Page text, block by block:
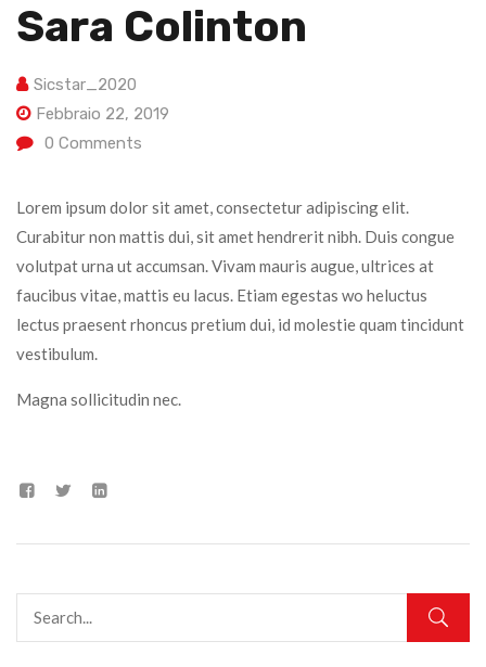
Sara Colinton
Sicstar_2020
Febbraio 22, 2019
0 Comments
Lorem ipsum dolor sit amet, consectetur adipiscing elit.
Curabitur non mattis dui, sit amet hendrerit nibh. Duis congue
volutpat urna ut accumsan. Vivam mauris augue, ultrices at
faucibus vitae, mattis eu lacus. Etiam egestas wo heluctus
lectus praesent rhoncus pretium dui, id molestie quam tincidunt
vestibulum.
Magna sollicitudin nec.